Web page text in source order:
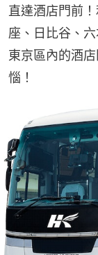
直達酒店門前
座、日比谷、
東京區內的酒
惱！